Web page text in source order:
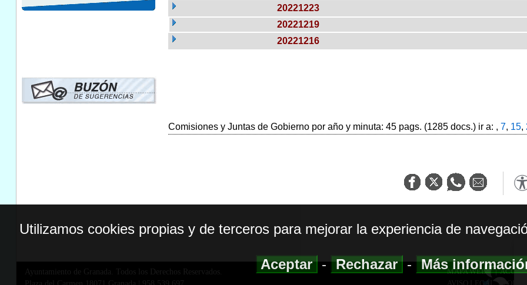
20221223
20221219
20221216
Comisiones y Juntas de Gobierno por año y minuta: 45 pags. (1285 docs.) ir a: , 7, 15,
Ayuntamiento de Granada. Todos los Derechos Reservados.
MAPA WEB|
AVISO LEGAL|
Utilizamos cookies propias y de terceros para mejorar la experiencia de
Aceptar-Rechazar-Más